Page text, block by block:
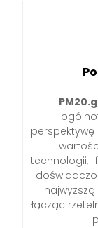
technologii,
łącząc